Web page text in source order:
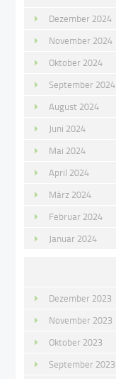
Dezember 2024
November 2024
Oktober 2024
September 2024
August 2024
Juni 2024
Mai 2024
April 2024
März 2024
Februar 2024
Januar 2024
Dezember 2023
November 2023
Oktober 2023
September 2023